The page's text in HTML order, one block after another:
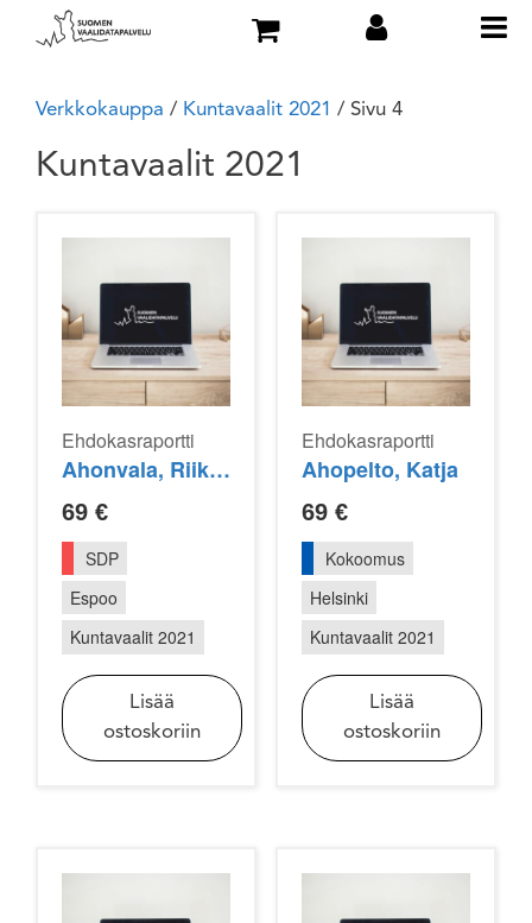
Verkkokauppa / Kuntavaalit 2021 / Sivu 4
Kuntavaalit 2021
Ehdokasraportti
Ahonvala, Riikka
69 €
SDP
Espoo
Kuntavaalit 2021
Lisää
ostoskoriin
Ehdokasraportti
Ahopelto, Katja
69 €
Kokoomus
Helsinki
Kuntavaalit 2021
Lisää
ostoskoriin